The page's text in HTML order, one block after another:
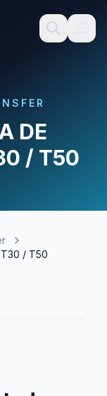
DE
/ T50
T30 / T50